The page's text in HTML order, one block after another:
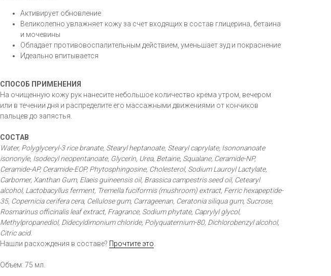
Активирует обновление
Великолепно увлажняет кожу за счет входящих в состав глицерина, бетаина
и мочевины
Обладает противовоспалительным действием, уменьшает зуд и покраснение
Идеально впитывается
СПОСОБ ПРИМЕНЕНИЯ
На очищенную кожу рук нанесите небольшое количество крема утром, вечером
или в течении дня и распределите его массажными движениями от кончиков
пальцев до запястья.
СОСТАВ
Water, Polyglyceryl-3 rice branate, Stearyl heptanoate, Stearyl caprylate, Isononanoate
isononyle, Isodecyl neopentanoate, Glycerin, Urea, Betaine, Squalane, Ceramide-NP,
Ceramide-AP, Ceramide-EOP, Phytosphingosine, Cholesterol, Sodium Lauroyl Lactylate,
Carbomer, Xanthan Gum, Elaeis guineensis oil, Brassica campestris seed oil, Cetearyl
alcohol, Lactobacyllus ferment, Tremella fuciformis (mushroom) extract, Ferric hexapeptide-
35, Copernicia cerifera cera, Cellulose gum, Carrageenan, Ceratonia siliqua gum, Sucrose,
Rosmarinus officinalis leaf extract, Fragrance, Sodium phytate, Caprylyl glycol,
Methylpropanediol, Didecyldimonium chloride, Polyquaternium-80, Dichlorobenzyl alcohol,
Citric acid.
Нашли расхождения в составе? Прочтите это
Объем: 75 мл.